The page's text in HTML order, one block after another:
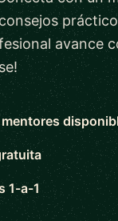
avance
1-a-1